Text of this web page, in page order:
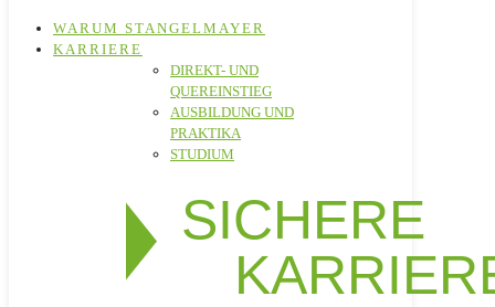
WARUM STANGELMAYER
KARRIERE
DIREKT- UND
QUEREINSTIEG
AUSBILDUNG UND
PRAKTIKA
STUDIUM
SICHERE